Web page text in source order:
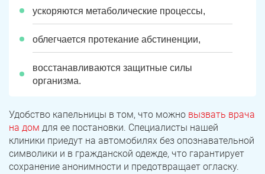
ускоряются метаболические процессы,
облегчается протекание абстиненции,
восстанавливаются защитные силы
организма.
Удобство капельницы в том, что можно вызвать врача
на дом для ее постановки. Специалисты нашей
клиники приедут на автомобилях без опознавательной
символики и в гражданской одежде, что гарантирует
сохранение анонимности и предотвращает огласку.
ЗАДАТЬ ВОПРОС